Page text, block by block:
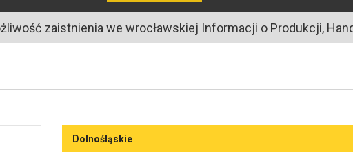
zaistnienia we wrocławskiej Informacji o Produkcji,
Dolnośląskie